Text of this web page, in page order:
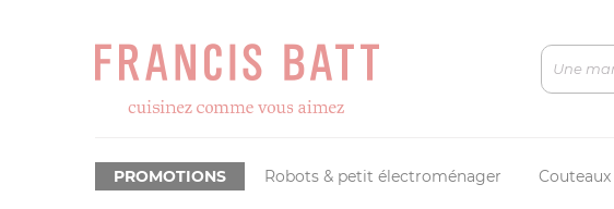
Robots & petit électroménager Couteaux
PROMOTIONS